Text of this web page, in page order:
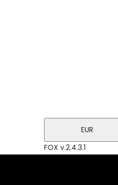
EUR
FOX v.2.4.3.1